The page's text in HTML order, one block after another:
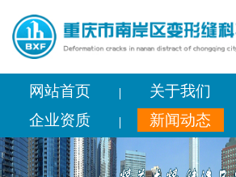
网站首页 关于我们
企业资质
新闻动态